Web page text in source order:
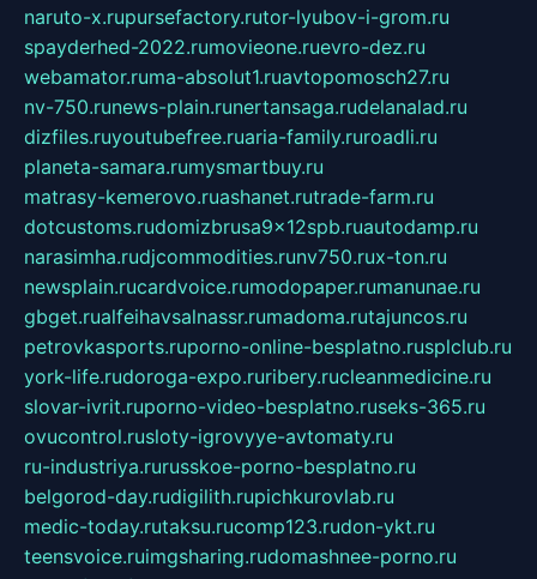
naruto-x.rupursefactory.rutor-lyubov-i-grom.ru
spayderhed-2022.rumovieone.ruevro-dez.ru
webamator.ruma-absolut1.ruavtopomosch27.ru
nv-750.runews-plain.runertansaga.rudelanalad.ru
dizfiles.ruyoutubefree.ruaria-family.ruroadli.ru
planeta-samara.rumysmartbuy.ru
matrasy-kemerovo.ruashanet.rutrade-farm.ru
dotcustoms.rudomizbrusa9x12spb.ruautodamp.ru
narasimha.rudjcommodities.runv750.rux-ton.ru
newsplain.rucardvoice.rumodopaper.rumanunae.ru
gbget.rualfeihavsalnassr.rumadoma.rutajuncos.ru
petrovkasports.ruporno-online-besplatno.rusplclub.ru
york-life.rudoroga-expo.ruribery.rucleanmedicine.ru
slovar-ivrit.ruporno-video-besplatno.ruseks-365.ru
ovucontrol.rusloty-igrovyye-avtomaty.ru
ru-industriya.rurusskoe-porno-besplatno.ru
belgorod-day.rudigilith.rupichkurovlab.ru
medic-today.rutaksu.rucomp123.rudon-ykt.ru
teensvoice.ruimgsharing.rudomashnee-porno.ru